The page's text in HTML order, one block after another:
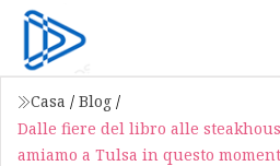
Casa / Blog /
Dalle fiere del libro alle
amiamo a Tulsa in questo